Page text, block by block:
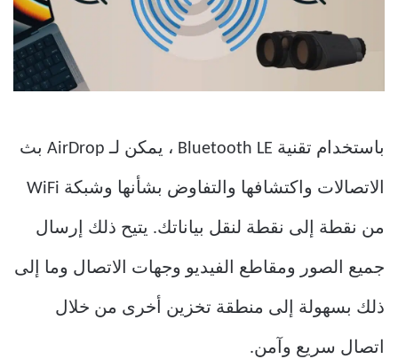
باستخدام تقنية Bluetooth LE ، يمكن لـ AirDrop بث
الاتصالات واكتشافها والتفاوض بشأنها وشبكة WiFi
من نقطة إلى نقطة لنقل بياناتك. يتيح ذلك إرسال
جميع الصور ومقاطع الفيديو وجهات الاتصال وما إلى
ذلك بسهولة إلى منطقة تخزين أخرى من خلال
اتصال سريع وآمن.